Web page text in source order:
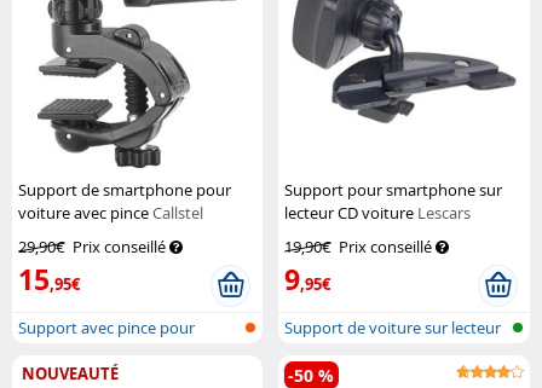
Support de smartphone pour
voiture avec pinceCallstel
29,90€ Prix conseillé
15,95€
Support avec pince pour
Support pour smartphone sur
lecteur CD voiture Lescars
19,90€ Prix conseillé
9,95€
Support de voiture sur lecteur
CD p...
NOUVEAUTÉ -50 %